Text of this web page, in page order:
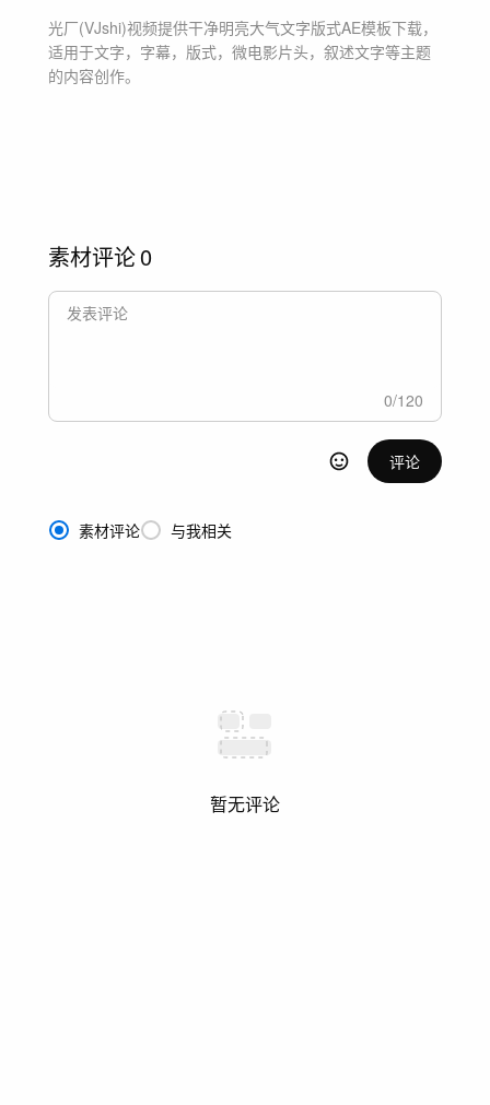
光厂(VJshi)视频提供干净明亮大气文字版式AE模板下载，
适用于文字，字幕，版式，微电影片头，叙述文字等主题
的内容创作。
素材评论0
0/120
评论
素材评论 与我相关
暂无评论